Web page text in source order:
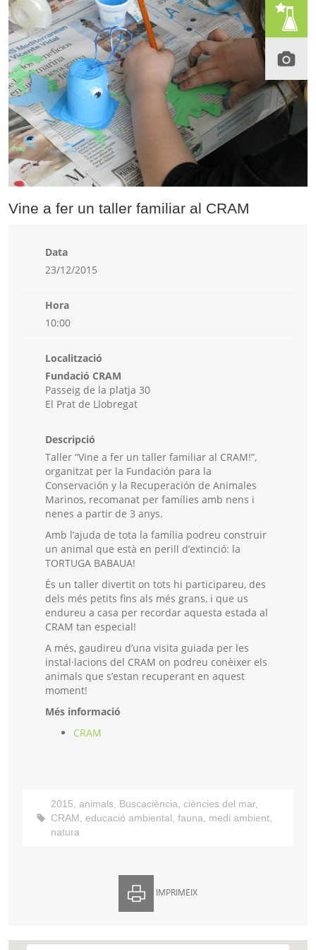
Vine a fer un taller familiar al CRAM
Data
23/12/2015
Hora
10:00
Localització
Fundació CRAM
Passeig de la platja 30
El Prat de Llobregat
Descripció
Taller “Vine a fer un taller familiar al CRAM!”,
organitzat per la Fundación para la
Conservación y la Recuperación de Animales
Marinos, recomanat per famílies amb nens i
nenes a partir de 3 anys.
Amb l’ajuda de tota la família podreu construir
un animal que està en perill d’extinció: la
TORTUGA BABAUA!
És un taller divertit on tots hi participareu, des
dels més petits fins als més grans, i que us
endureu a casa per recordar aquesta estada al
CRAM tan especial!
A més, gaudireu d’una visita guiada per les
instal·lacions del CRAM on podreu conèixer els
animals que s’estan recuperant en aquest
moment!
Més informació
CRAM
2015, animals, Buscaciència, ciències del mar,
CRAM, educació ambiental, fauna, medi ambient,
natura
IMPRIMEIX